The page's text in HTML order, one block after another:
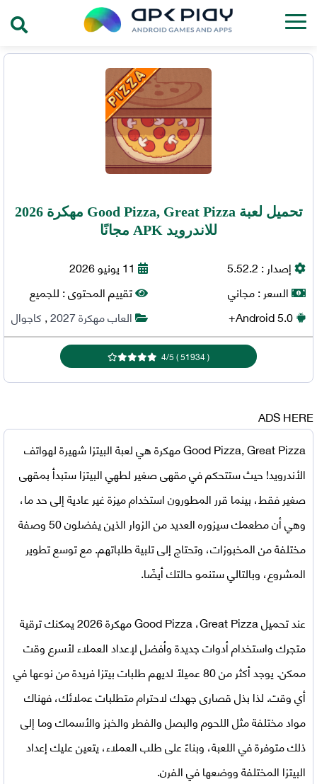
تحميل لعبة Good Pizza, Great Pizza مهكرة 2026
للاندرويد APK مجانًا
إصدار :5.52.2
السعر :مجاني
Android5.0+
11 يونيو 2026
تقييم المحتوى :للجميع
العاب مهكرة 2027
,كاجوال
(
51934
)
4/5
ADS HERE
Good Pizza, Great Pizza مهكرة
هي لعبة البيتزا شهيرة لهواتف
الأندرويد! حيث ستتحكم في مقهى صغير لطهي البيتزا ستبدأ بمقهى
صغير فقط، بينما قرر المطورون استخدام ميزة غير عادية إلى حد ما،
وهي أن مطعمك سيزوره العديد من الزوار الذين يفضلون 50 وصفة
مختلفة من المخبوزات، وتحتاج إلى تلبية طلباتهم. مع توسع تطوير
المشروع، وبالتالي ستنمو حالتك أيضًا.
عندتحميل Good Pizza ،Great Pizza مهكرة 2026
يمكنك ترقية
متجرك واستخدام أدوات جديدة وأفضل لإعداد العملاء لأسرع وقت
ممكن. يوجد أكثر من 80 عميلًا لديهم طلبات بيتزا فريدة من نوعها في
أي وقت. لذا بذل قصارى جهدك لاحترام متطلبات عملائك، فهناك
مواد مختلفة مثل اللحوم والبصل والفطر والخبز والأسماك وما إلى
ذلك متوفرة في اللعبة، وبناءً على طلب العملاء، يتعين عليك إعداد
البيتزا المختلفة ووضعها في الفرن.